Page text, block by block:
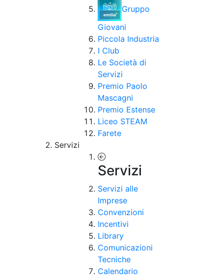
Gruppo
Giovani
Piccola Industria
I Club
Le Società di
Servizi
Premio Paolo
Mascagni
Premio Estense
Liceo STEAM
Farete
Servizi
Servizi
Servizi alle
Imprese
Convenzioni
Incentivi
Library
Comunicazioni
Tecniche
Calendario